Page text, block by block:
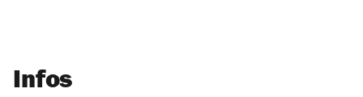
Infos